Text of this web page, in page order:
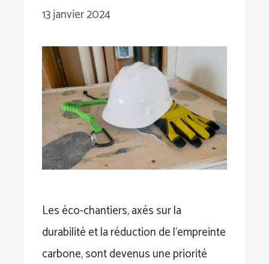
13 janvier 2024
Les éco-chantiers, axés sur la
durabilité et la réduction de l’empreinte
carbone, sont devenus une priorité